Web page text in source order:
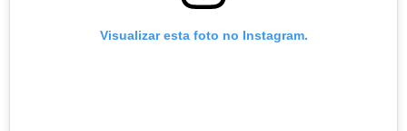
Visualizar esta foto no Instagram.